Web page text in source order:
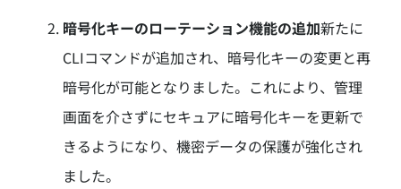
暗号化キーのローテーション機能の追加新たに
CLIコマンドが追加され、暗号化キーの変更と再
暗号化が可能となりました。 これにより、管理
画面を介さずにセキュアに暗号化キーを更新で
きるようになり、機密データの保護が強化され
ました。